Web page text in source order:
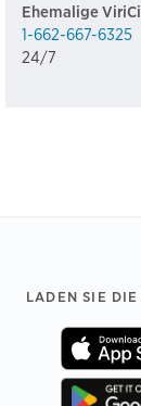
Ehemalige
1-662-667-6325
24/7
Footer
LADEN SIE